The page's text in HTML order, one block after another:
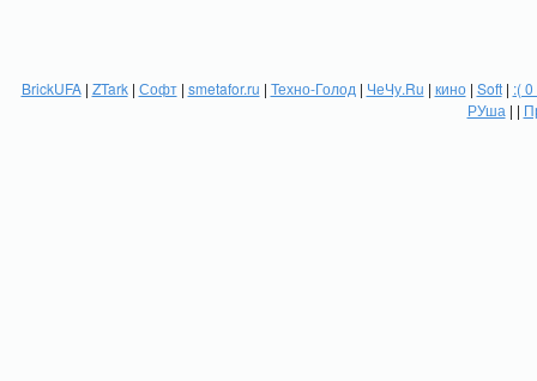
BrickUFA| ZTark| Софт| smetafor.ru | Техно-Голод | ЧеЧу.Ru | кино| Soft| :(
РУша | |